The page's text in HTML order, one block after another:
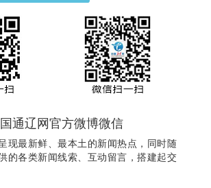
通辽网官方微博微信
现最新鲜、最本土的新闻热点，同时随
的各类新闻线索、互动留言，搭建起交